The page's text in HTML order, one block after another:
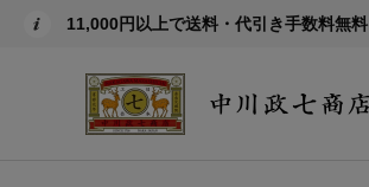
11,000円以上で送料・代引き手数料無料